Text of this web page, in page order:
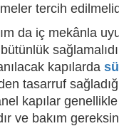
tercih
da iç mekânla
kapılarda
tasarruf
kapılar
ve bakım